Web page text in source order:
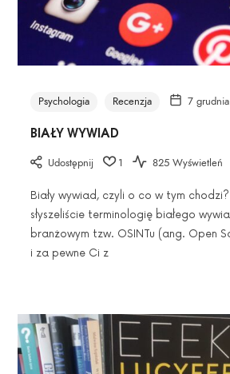
Psychologia Recenzja 7
BIAŁY WYWIAD
Udostępnij 1 825 Wyświetleń
Biały wywiad, czyli o co w tym
słyszeliście terminologię białego
branżowym tzw. OSINTu (ang. Open
i za pewne Ci z